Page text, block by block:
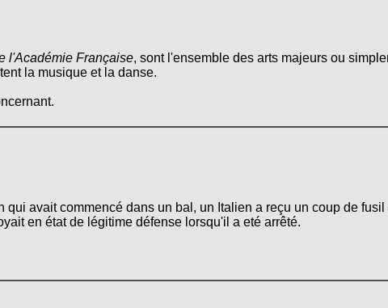
l'Académie Française, sont l'ensemble des arts majeurs ou
la musique et la danse.
avait commencé dans un bal, un Italien a reçu un coup de
en état de légitime défense lorsqu'il a eté arrêté.